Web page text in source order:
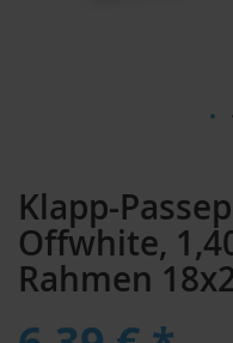
Klapp-
Offwhite,
Rahmen
der
Bildergalerie
springen